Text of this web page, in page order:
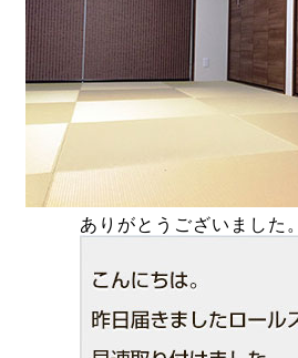
ありがとうございました。